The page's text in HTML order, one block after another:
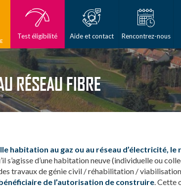
Test éligibilité Aide et contact Rencontrez-nous
RÉSEAU FIBRE
habitation au gaz ou au réseau d’électricité,
s’agisse d’une habitation neuve (individuelle ou
travaux de génie civil / réhabilitation /
de l’autorisation de construire. Cette